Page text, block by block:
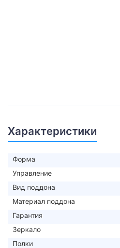
Характеристики
Форма
Управление
Вид поддона
Материал поддона
Гарантия
Зеркало
Полки